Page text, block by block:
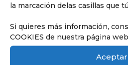
la marcación delas casillas que
Si quieres más información,
COOKIES de nuestra página
Aceptar